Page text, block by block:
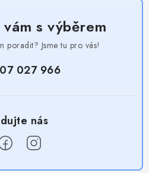
vám s výběrem
poradit? Jsme tu pro vás!
027 966